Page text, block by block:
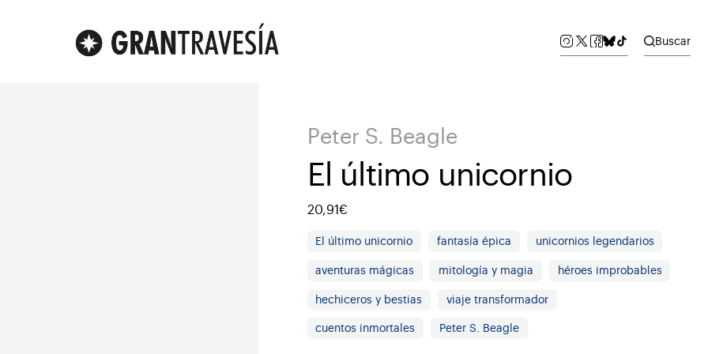
Buscar
Peter S. Beagle
El último unicornio
20,91€
El último unicornio fantasía épica unicornios legendarios
aventuras mágicas mitología y magia héroes improbables
hechiceros y bestias viaje transformador
cuentos inmortales Peter S. Beagle